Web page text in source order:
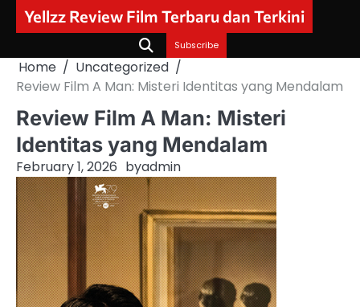
SkipYellzz Review Film Terbaru dan Terkini
Subscribe
Home
Uncategorized
Review Film A Man: Misteri Identitas yang Mendalam
Review Film A Man: Misteri
Identitas yang Mendalam
February 1, 2026 byadmin